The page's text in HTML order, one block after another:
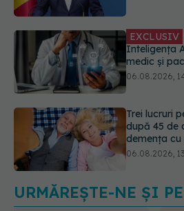
06.08.2026,
Trei lucruri
după 45 de
06.08.2026,
Colebil și
temporar în
06.08.2026,
URMĂREȘTE-NE ȘI